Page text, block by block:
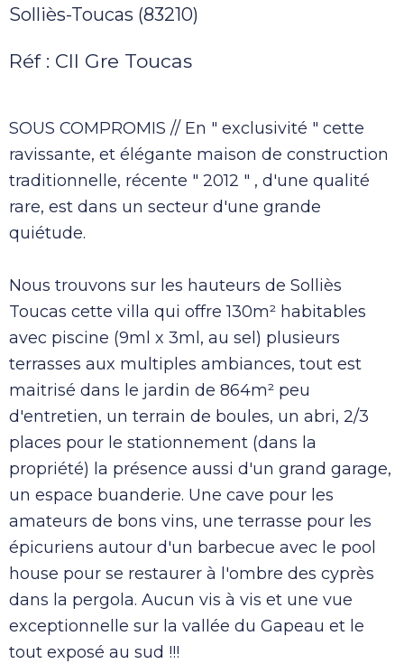
Solliès-Toucas (83210)
Réf : Cll Gre Toucas
SOUS COMPROMIS // En " exclusivité " cette
ravissante, et élégante maison de construction
traditionnelle, récente " 2012 " , d'une qualité
rare, est dans un secteur d'une grande
quiétude.
Nous trouvons sur les hauteurs de Solliès
Toucas cette villa qui offre 130m² habitables
avec piscine (9ml x 3ml, au sel) plusieurs
terrasses aux multiples ambiances, tout est
maitrisé dans le jardin de 864m² peu
d'entretien, un terrain de boules, un abri, 2/3
places pour le stationnement (dans la
propriété) la présence aussi d'un grand garage,
un espace buanderie. Une cave pour les
amateurs de bons vins, une terrasse pour les
épicuriens autour d'un barbecue avec le pool
house pour se restaurer à l'ombre des cyprès
dans la pergola. Aucun vis à vis et une vue
exceptionnelle sur la vallée du Gapeau et le
tout exposé au sud !!!